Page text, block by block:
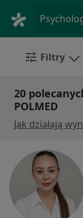
Filtry
20
POLMED
Jak działają